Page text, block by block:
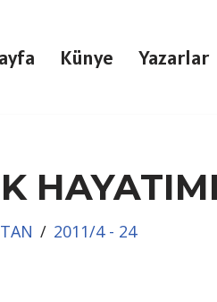
Künye Yazarlar
2011/4 - 24